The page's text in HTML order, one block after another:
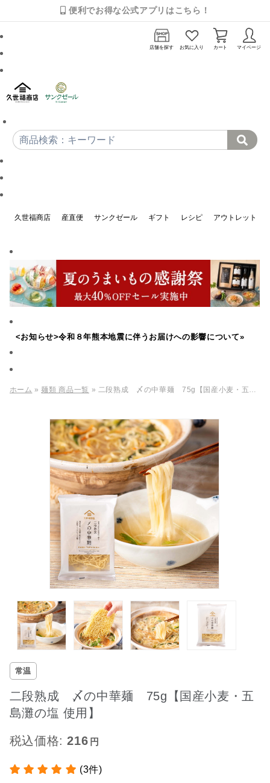
便利でお得な公式アプリはこちら！
店舗を探す お気に入り カート マイページ
久世福商店 産直便 サンクゼール ギフト レシピ アウトレット
<お知らせ>令和８年熊本地震に伴うお届けへの影響について»
ホーム »麺類 商品一覧 » 二段熟成 〆の中華麺 75g【国産小麦・五島灘の塩 使用】
常温
二段熟成 〆の中華麺 75g【国産小麦・五
島灘の塩 使用】
税込価格:216
(3件)